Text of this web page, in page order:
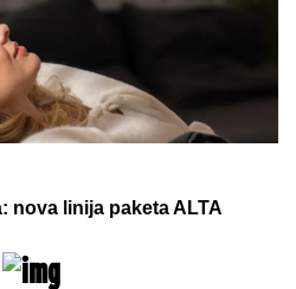
KUPOVINA REALA:
platili 125 miliona evra za
čudo